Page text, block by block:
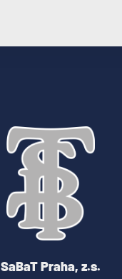
SaBaT Praha, z.s.